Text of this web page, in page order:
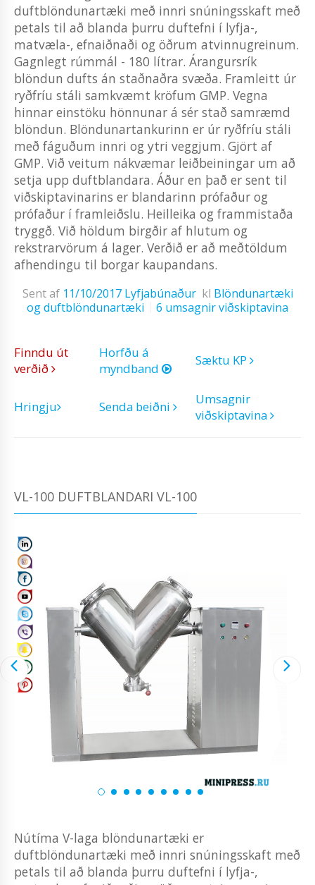
duftblöndunartæki með innri snúningsskaft með
petals til að blanda þurru duftefni í lyfja-,
matvæla-, efnaiðnaði og öðrum atvinnugreinum.
Gagnlegt rúmmál - 180 lítrar. Árangursrík
blöndun dufts án staðnaðra svæða. Framleitt úr
ryðfríu stáli samkvæmt kröfum GMP. Vegna
hinnar einstöku hönnunar á sér stað samræmd
blöndun. Blöndunartankurinn er úr ryðfríu stáli
með fáguðum innri og ytri veggjum. Gjört af
GMP. Við veitum nákvæmar leiðbeiningar um að
setja upp duftblandara. Áður en það er sent til
viðskiptavinarins er blandarinn prófaður og
prófaður í framleiðslu. Heilleika og frammistaða
tryggð. Við höldum birgðir af hlutum og
rekstrarvörum á lager. Verðið er að meðtöldum
afhendingu til borgar kaupandans.
Sent af 11/10/2017 Lyfjabúnaður kl Blöndunartæki
og duftblöndunartæki
6 umsagnir viðskiptavina
Finndu út
verðið
Horfðu á
myndband
Sæktu KP
Hringju Senda beiðni
Umsagnir
viðskiptavina
VL-100 DUFTBLANDARI VL-100
Nútíma V-laga blöndunartæki er
duftblöndunartæki með innri snúningsskaft með
petals til að blanda þurru duftefni í lyfja-,